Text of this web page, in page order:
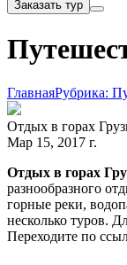
Заказать тур
ГлавнаяРубрика:
Отдых в горах
Мар 15, 2017 г.
Отдых в горах
разнообразного
горные реки,
несколько туров.
Переходите по